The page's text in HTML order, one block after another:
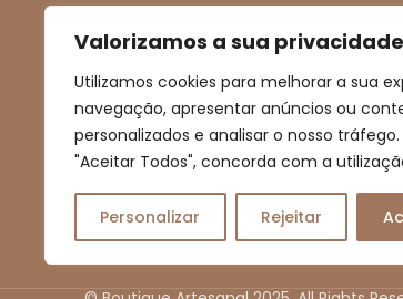
Valorizamos a sua privacidade
Utilizamos cookies para melhorar a sua
navegação, apresentar anúncios ou
personalizados e analisar o nosso
"Aceitar Todos", concorda com a
Personalizar Rejeitar
(+351) 939 272 831
boutiqueartesanal2013@gmail.com